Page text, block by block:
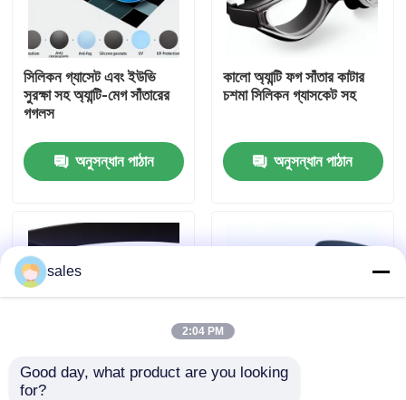
কারখানা ভ্রমণ
যোগাযোগ করুন
উদ্ধৃতির জন্য আবেদন
নিরাপত্তা চশমা গগলস
সিলিকন গ্যাসেট এবং ইউভি
সুরক্ষা সহ অ্যান্টি-মেগ সাঁতারের
গগলস
অনুসন্ধান পাঠান
কালো অ্যান্টি ফগ সাঁতার কাটার
চশমা সিলিকন গ্যাসকেট সহ
অনুসন্ধান পাঠান
ইউভি সুরক্ষা এবং সিলিকন
sales
2:04 PM
Good day, what product are you looking
for?